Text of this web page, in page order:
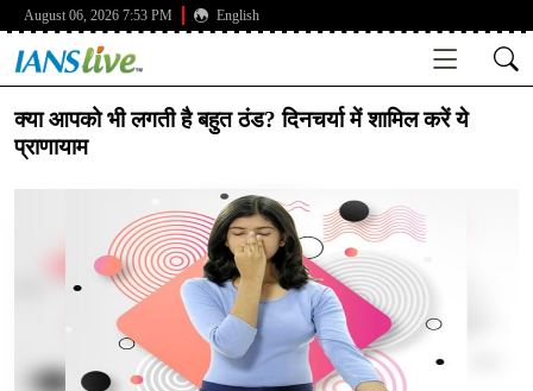
August 06, 2026 7:53 PM English
क्या आपको भी लगती है बहुत ठंड? दिनचर्या में शामिल करें ये
प्राणायाम